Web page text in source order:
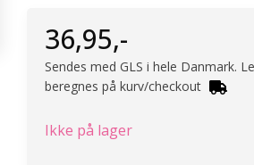
36,95,-
Sendes med GLS i hele Danmark.
beregnes på kurv/checkout
Ikke på lager